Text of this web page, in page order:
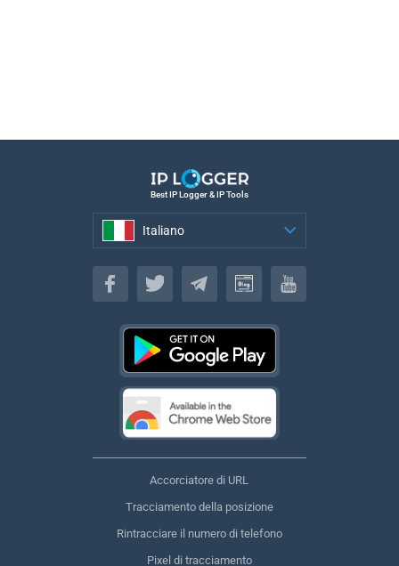
Best IP Logger & IP Tools
Italiano
Italiano
Accorciatore di URL
Tracciamento della posizione
Rintracciare il numero di telefono
Pixel di tracciamento